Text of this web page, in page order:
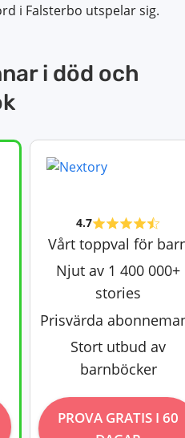
i Falsterbo utspelar sig.
i död och
4.7
Vårt toppval för
Njut av 1 400 000+
stories
Prisvärda
Stort utbud av
barnböcker
PROVA GRATIS I 60